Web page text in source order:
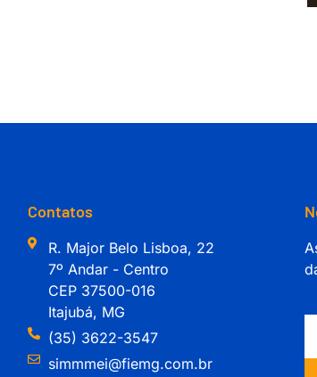
Contatos
R. Major Belo Lisboa, 22
7º Andar - Centro
CEP 37500-016
Itajubá, MG
(35) 3622-3547
simmmei@fiemg.com.br